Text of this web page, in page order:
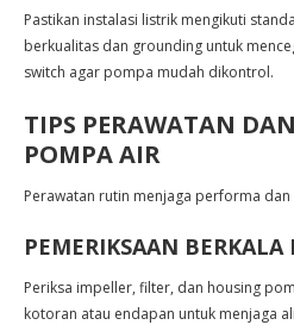
Pastikan instalasi listrik mengikuti
berkualitas dan grounding untuk
switch agar pompa mudah dikontrol.
TIPS PERAWATAN
POMPA AIR
Perawatan rutin menjaga performa
PEMERIKSAAN
Periksa impeller, filter, dan housing
kotoran atau endapan untuk menjaga